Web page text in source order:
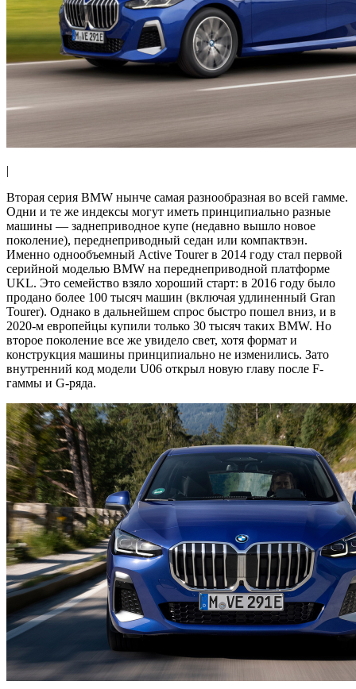
|
Вторая серия BMW нынче самая разнообразная во всей гамме.
Одни и те же индексы могут иметь принципиально разные
машины — заднеприводное купе (недавно вышло новое
поколение), переднеприводный седан или компактвэн.
Именно однообъемный Active Tourer в 2014 году стал первой
серийной моделью BMW на переднеприводной платформе
UKL. Это семейство взяло хороший старт: в 2016 году было
продано более 100 тысяч машин (включая удлиненный Gran
Tourer). Однако в дальнейшем спрос быстро пошел вниз, и в
2020-м европейцы купили только 30 тысяч таких BMW. Но
второе поколение все же увидело свет, хотя формат и
конструкция машины принципиально не изменились. Зато
внутренний код модели U06 открыл новую главу после F-
гаммы и G-ряда.